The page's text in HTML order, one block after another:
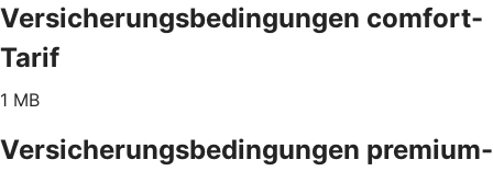
Versicherungsbedingungen comfort-
Tarif
1 MB
Versicherungsbedingungen premium-